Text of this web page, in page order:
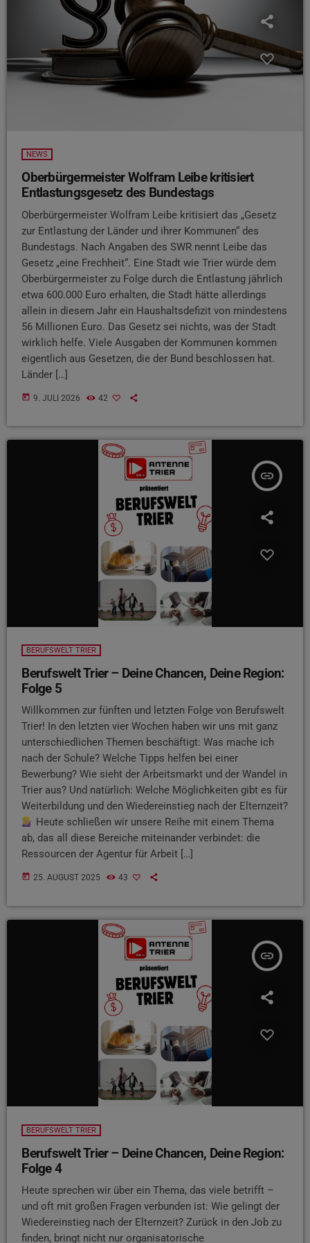
NEWS
Oberbürgermeister Wolfram Leibe kritisiert
Entlastungsgesetz des Bundestags
Oberbürgermeister Wolfram Leibe kritisiert das „Gesetz
zur Entlastung der Länder und ihrer Kommunen“ des
Bundestags. Nach Angaben des SWR nennt Leibe das
Gesetz „eine Frechheit“. Eine Stadt wie Trier würde dem
Oberbürgermeister zu Folge durch die Entlastung jährlich
etwa 600.000 Euro erhalten, die Stadt hätte allerdings
allein in diesem Jahr ein Haushaltsdefizit von mindestens
56 Millionen Euro. Das Gesetz sei nichts, was der Stadt
wirklich helfe. Viele Ausgaben der Kommunen kommen
eigentlich aus Gesetzen, die der Bund beschlossen hat.
Länder […]
today 9. JULI 2026 42
insert_link
BERUFSWELT TRIER
Berufswelt Trier – Deine Chancen, Deine Region:
Folge 5
Willkommen zur fünften und letzten Folge von Berufswelt
Trier! In den letzten vier Wochen haben wir uns mit ganz
unterschiedlichen Themen beschäftigt: Was mache ich
nach der Schule? Welche Tipps helfen bei einer
Bewerbung? Wie sieht der Arbeitsmarkt und der Wandel in
Trier aus? Und natürlich: Welche Möglichkeiten gibt es für
Weiterbildung und den Wiedereinstieg nach der Elternzeit?
Heute schließen wir unsere Reihe mit einem Thema
ab, das all diese Bereiche miteinander verbindet: die
Ressourcen der Agentur für Arbeit […]
today 25. AUGUST 2025 43
insert_link
BERUFSWELT TRIER
Berufswelt Trier – Deine Chancen, Deine Region:
Folge 4
Heute sprechen wir über ein Thema, das viele betrifft –
und oft mit großen Fragen verbunden ist: Wie gelingt der
Wiedereinstieg nach der Elternzeit? Zurück in den Job zu
finden, bringt nicht nur organisatorische